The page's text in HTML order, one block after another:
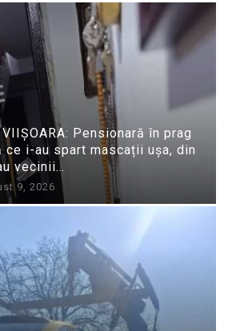
Pensionară în prag
ce i-au spart mascații ușa, din
vecinii…
9, 2026